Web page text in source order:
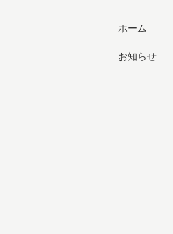
ホーム
お知らせ